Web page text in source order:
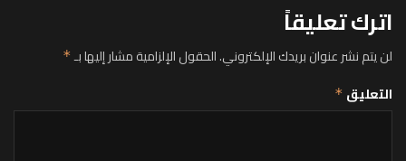
اترك تعليقاً
لن يتم نشر عنوان بريدك الإلكتروني.الحقول الإلزامية مشار إليها بـ*
التعليق *